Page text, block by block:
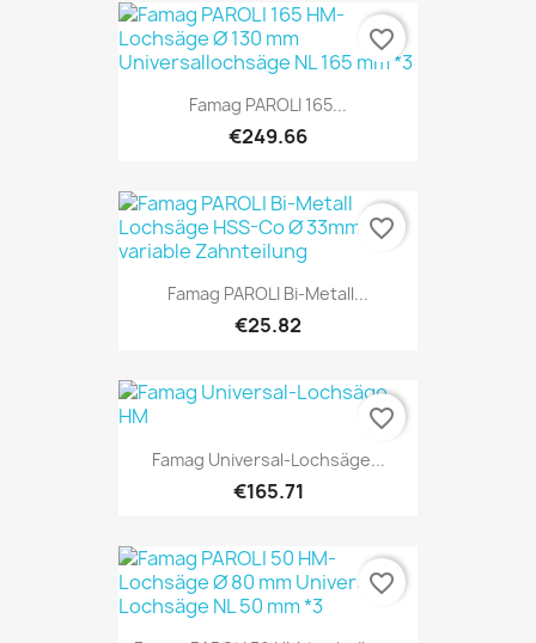
Famag PAROLI 165...
€249.66
favorite_border
Famag PAROLI Bi-Metall...
€25.82
favorite_border
Famag Universal-Lochsäge...
€165.71
favorite_border
favorite_border